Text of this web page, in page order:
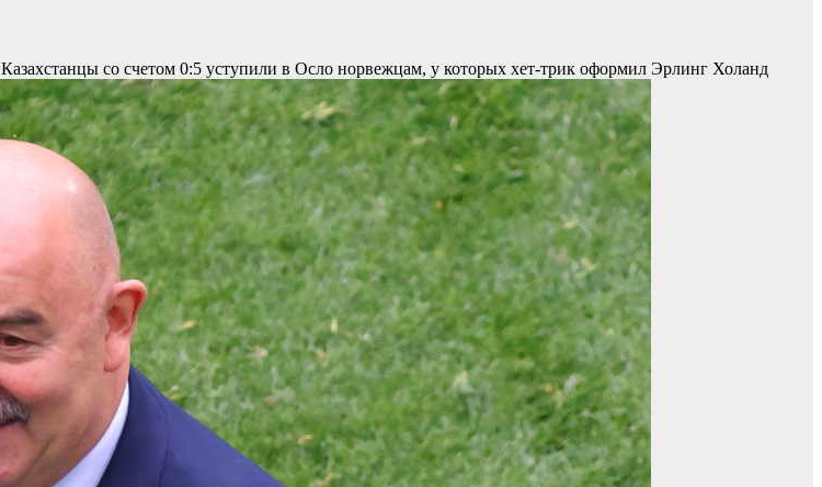
Казахстанцы со счетом 0:5 уступили в Осло норвежцам, у которых хет-трик оформил Эрлинг Холанд